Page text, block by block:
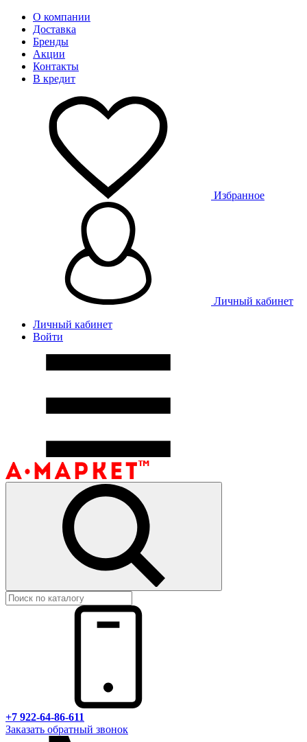
О компании
Доставка
Бренды
Акции
Контакты
В кредит
Избранное
Личный кабинет
Личный кабинет
Войти
+7 922-64-86-611
Заказать обратный звонок